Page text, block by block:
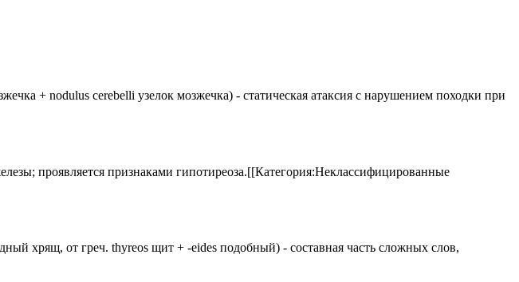
+ nodulus cerebelli узелок мозжечка) - статическая атаксия с нарушением походки при
проявляется признаками гипотиреоза.[[Категория:Неклассифицированные
хрящ, от греч. thyreos щит + -eides подобный) - составная часть сложных слов,